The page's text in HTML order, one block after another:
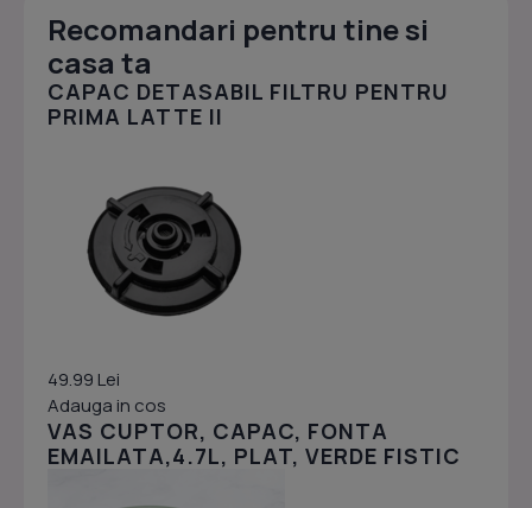
Recomandari pentru tine si
casa ta
CAPAC DETASABIL FILTRU PENTRU
PRIMA LATTE II
49.99 Lei
Adauga in cos
VAS CUPTOR, CAPAC, FONTA
EMAILATA,4.7L, PLAT, VERDE FISTIC